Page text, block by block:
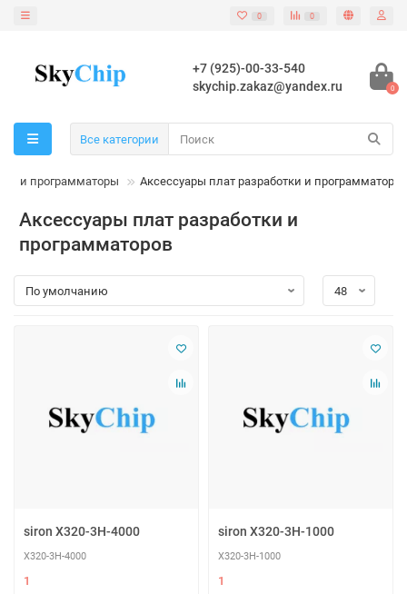
0 0
+7 (925)-00-33-540
skychip.zakaz@yandex.ru
0
Все категории
и программаторы Аксессуары плат разработки и программаторов
Аксессуары плат разработки и
программаторов
siron X320-3H-4000
X320-3H-4000
1
siron X320-3H-1000
X320-3H-1000
1